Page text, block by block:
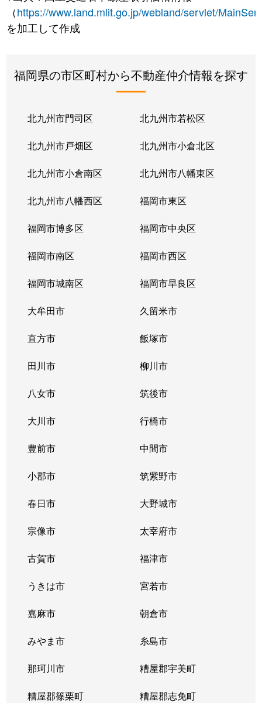
（https://www.land.mlit.go.jp/webland/servlet/
を加工して作成
福岡県の市区町村から不動産仲介情報を探す
北九州市門司区 北九州市若松区
北九州市戸畑区 北九州市小倉北区
北九州市小倉南区 北九州市八幡東区
北九州市八幡西区 福岡市東区
福岡市博多区 福岡市中央区
福岡市南区 福岡市西区
福岡市城南区 福岡市早良区
大牟田市 久留米市
直方市 飯塚市
田川市 柳川市
八女市 筑後市
大川市 行橋市
豊前市 中間市
小郡市 筑紫野市
春日市 大野城市
宗像市 太宰府市
古賀市 福津市
うきは市 宮若市
嘉麻市 朝倉市
みやま市 糸島市
那珂川市 糟屋郡宇美町
糟屋郡篠栗町 糟屋郡志免町